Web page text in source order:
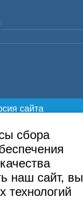
сбора
наш сайт, вы
технологий
сайта